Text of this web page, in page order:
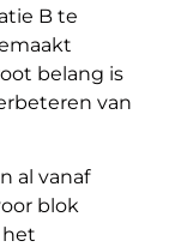
B te
belang is
van
al vanaf
blok
het